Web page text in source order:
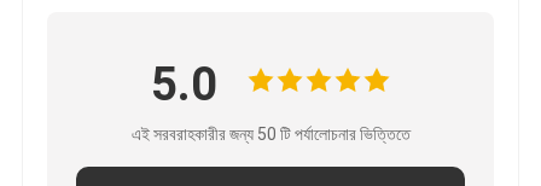
5.0
এই সরবরাহকারীর জন্য 50 টি পর্যালোচনার ভিত্তিতে